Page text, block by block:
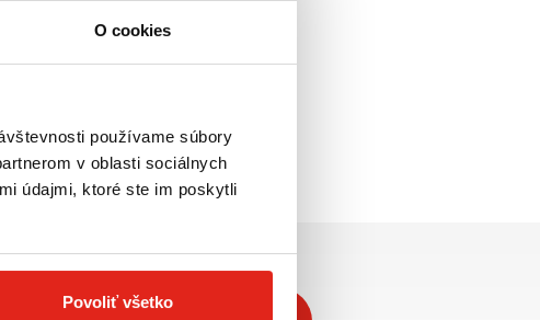
O cookies
používame súbory
v oblasti sociálnych
údajmi, ktoré ste im poskytli
Povoliť všetko